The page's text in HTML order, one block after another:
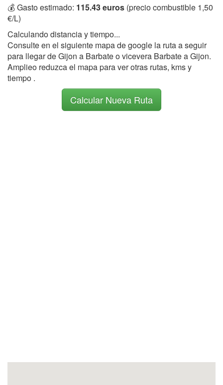
💰 Gasto estimado: 115.43 euros (precio combustible 1,50
€/L)
Calculando distancia y tiempo...
Consulte en el siguiente mapa de google la ruta a seguir
para llegar de Gijon a Barbate o vicevera Barbate a Gijon.
Amplieo reduzca el mapa para ver otras rutas, kms y
tiempo .
Calcular Nueva Ruta